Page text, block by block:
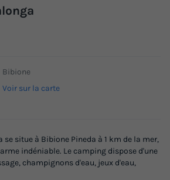
Bibione
Voir sur la carte
se situe à Bibione Pineda à 1 km de la mer,
indéniable. Le camping dispose d'une
champignons d'eau, jeux d'eau,